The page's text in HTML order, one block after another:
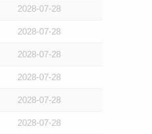
2028-07-28
2028-07-28
2028-07-28
2028-07-28
2028-07-28
2028-07-28